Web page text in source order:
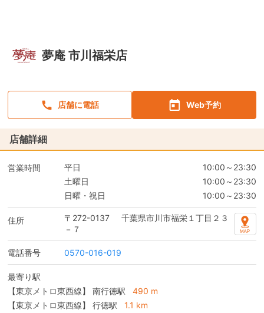
夢庵 市川福栄店
店舗に電話 Web予約
店舗詳細
営業時間 平日
10:00～23:30
土曜日
10:00～23:30
日曜・祝日
10:00～23:30
住所 〒272-0137
千葉県市川市福栄１丁目２３
－７
電話番号 0570-016-019
最寄り駅
【東京メトロ東西線】 南行徳駅
490 m
【東京メトロ東西線】 行徳駅
1.1 km